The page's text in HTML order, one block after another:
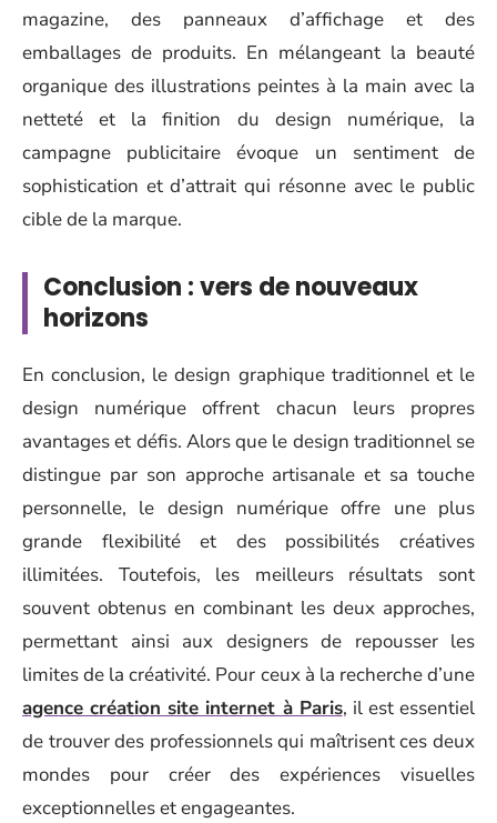
magazine, des panneaux d’affichage et des
emballages de produits. En mélangeant la beauté
organique des illustrations peintes à la main avec la
netteté et la finition du design numérique, la
campagne publicitaire évoque un sentiment de
sophistication et d’attrait qui résonne avec le public
cible de la marque.
Conclusion : vers de nouveaux
horizons
En conclusion, le design graphique traditionnel et le
design numérique offrent chacun leurs propres
avantages et défis. Alors que le design traditionnel se
distingue par son approche artisanale et sa touche
personnelle, le design numérique offre une plus
grande flexibilité et des possibilités créatives
illimitées. Toutefois, les meilleurs résultats sont
souvent obtenus en combinant les deux approches,
permettant ainsi aux designers de repousser les
limites de la créativité. Pour ceux à la recherche d’une
agence création site internet à Paris, il est essentiel
de trouver des professionnels qui maîtrisent ces deux
mondes pour créer des expériences visuelles
exceptionnelles et engageantes.